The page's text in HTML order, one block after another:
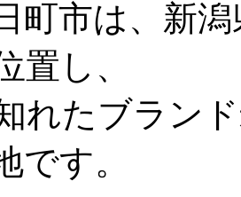
町市は、新
置し、
れたブラン
です。